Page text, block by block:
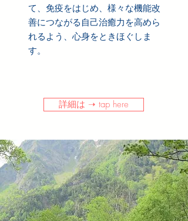
て、免疫をはじめ、様々な機能改
善につながる自己治癒力を高めら
れるよう、心身をときほぐしま
す。
詳細は ➝ tap here